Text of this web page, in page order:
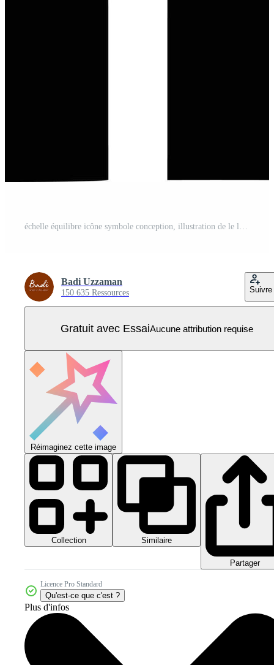
échelle équilibre icône symbole conception, illustration de le loi équilibre icône vecteur image. eps dix Vecteur Pro
Badi Uzzaman
150 635 Ressources Suivre
Gratuit avec EssaiAucune attribution requise
Réimaginez cette image
Collection Similaire
Partager
Licence Pro Standard
Qu'est-ce que c'est ?
Plus d'infos